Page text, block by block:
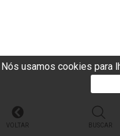
Nós usamos cookies para
VOLTAR BUSCAR